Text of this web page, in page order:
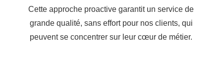
Cette approche proactive garantit un service de
grande qualité, sans effort pour nos clients, qui
peuvent se concentrer sur leur cœur de métier.